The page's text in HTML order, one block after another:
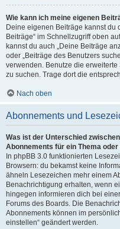
Wie kann ich meine eigenen
Deine eigenen Beiträge kannst du
Beiträge“ im Schnellzugriff oben
kannst du auch „Deine Beiträge
oder „Beiträge des Benutzers
verwenden. Benutze die
zu suchen. Trage dort die
Nach oben
Abonnements und
Was ist der Unterschied
Abonnements für ein Thema oder
In phpBB 3.0 funktionierten
Browsern: du bekamst keine
ähneln Lesezeichen mehr einem
Benachrichtigung erhalten, wenn
hingegen informieren dich bei
Forums des Boards. Die
Abonnements können im
einstellen“ geändert werden.